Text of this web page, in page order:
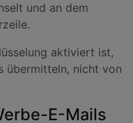
und an dem
aktiviert ist,
übermitteln, nicht von
E-Mails